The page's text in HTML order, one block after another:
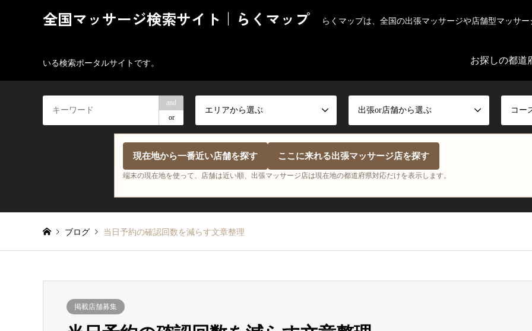
全国マッサージ検索サイト｜らくマップ らくマップは、全国の出張マッサージや店舗型マッサ
いる検索ポータルサイトです。 お探しの都道
and
or
エリアから選ぶ 出張or店舗から選ぶ コー
現在地から一番近い店舗を探す ここに来れる出張マッサージ店を探す
端末の現在地を使って、店舗は近い順、出張マッサージ店は現在地の都道府県対応だけを表示します。
ブログ 当日予約の確認回数を減らす文章整理
掲載店舗募集